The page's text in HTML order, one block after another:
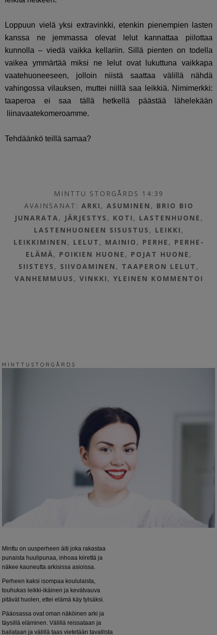
Loppuun vielä yksi extravinkki, etenkin pienempien lasten
kanssa ne jemmassa olevat lelut kannattaa piilottaa
kunnolla – viedä vaikka kellariin. Sillä pienten on todella
vaikea ymmärtää miksi ne lelut ovat lukuttuna vaikkapa
vaatehuoneeseen, jolloin niistä saattaa välillä nähdä
vahingossa vilauksen, muttei niillä saa leikkiä. Nimimerkki:
taaperoa ei saa tällä hetkellä päästää lähelekään
liinavaatekomeroamme.
Tehdäänkö teillä samaa?
MINTTU STORGÅRDS 14:39
AVAINSANAT: ARKI , ASUMINEN , BRIO BIO
JUNARATA , JÄRJESTYS , KOTI , LASTENHUONE ,
LASTENHUONEEN SISUSTUS , LEIKKI ,
LEIKKIMINEN , LELUT , MAINIO , PERHE , PERHE-
ELÄMÄ, POIKIEN HUONE , POJAT HUONE ,
SIISTEYS , SIIVOAMINEN , TAAPERON LELUT ,
VANHEMMUUS , VINKKI , YLEINEN KOMMENTOI
M I N T T U S T O R G Å R D S
Minttu on uusperheen äiti joka rakastaa
punaista huulipunaa, inhoaa kiirettä ja
näkee kauneutta arkisissa asioissa.
Perheen kaksi isompaa koululaista,
touhukas leikki-ikäinen ja kevätvauva
pitävät huolen, ettei elämä käy tylsäksi.
Pääosassa ovat oman näköinen arki ja
täysillä eläminen. Välillä reissataan ja
bailataan ja välillä taas vietetään tavallista